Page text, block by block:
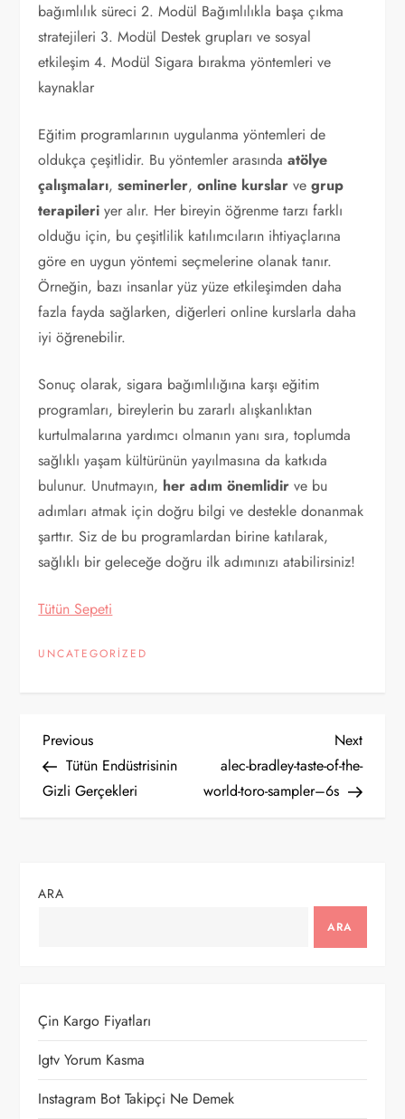
bağımlılık süreci 2. Modül Bağımlılıkla başa çıkma
stratejileri 3. Modül Destek grupları ve sosyal
etkileşim 4. Modül Sigara bırakma yöntemleri ve
kaynaklar
Eğitim programlarının uygulanma yöntemleri de
oldukça çeşitlidir. Bu yöntemler arasındaatölye
çalışmaları,seminerler,online kurslar vegrup
terapileri yer alır. Her bireyin öğrenme tarzı farklı
olduğu için, bu çeşitlilik katılımcıların ihtiyaçlarına
göre en uygun yöntemi seçmelerine olanak tanır.
Örneğin, bazı insanlar yüz yüze etkileşimden daha
fazla fayda sağlarken, diğerleri online kurslarla daha
iyi öğrenebilir.
Sonuç olarak, sigara bağımlılığına karşı eğitim
programları, bireylerin bu zararlı alışkanlıktan
kurtulmalarına yardımcı olmanın yanı sıra, toplumda
sağlıklı yaşam kültürünün yayılmasına da katkıda
bulunur. Unutmayın, her adım önemlidir ve bu
adımları atmak için doğru bilgi ve destekle donanmak
şarttır. Siz de bu programlardan birine katılarak,
sağlıklı bir geleceğe doğru ilk adımınızı atabilirsiniz!
Tütün Sepeti
UNCATEGORIZED
Y
a
z
i
n
Previous
Post
Previous
Tütün Endüstrisinin
Gizli Gerçekleri
Next
Post
Next
alec-bradley-taste-of-the-
world-toro-sampler–6s
ARA
ARA
Çin Kargo Fiyatları
Igtv Yorum Kasma
Instagram Bot Takipçi Ne Demek